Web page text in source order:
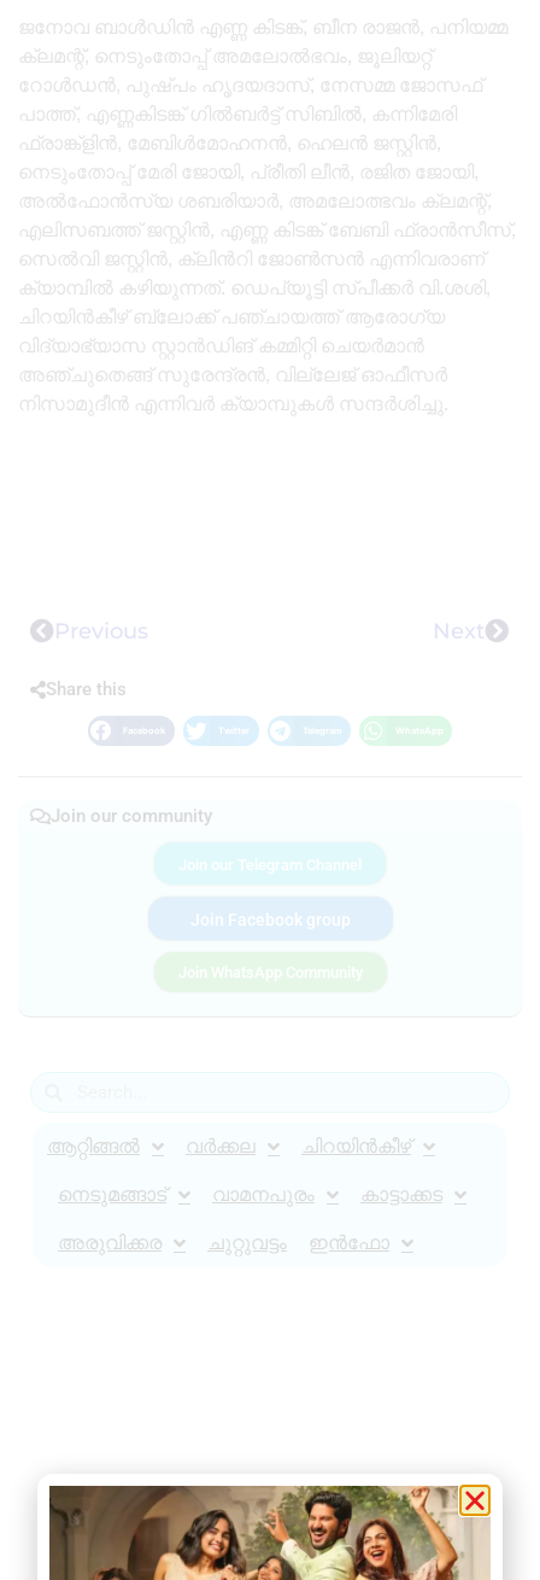
ജനോവ ബാൾഡിൻ എണ്ണ കിടങ്ക്, ബീന രാജൻ, പനിയമ്മ
ക്ലമന്റ്, നെടുംതോപ്പ് അമലോൽഭവം, ജൂലിയറ്റ്
റോൾഡൻ, പുഷ്പം ഹൃദയദാസ്, നേസമ്മ ജോസഫ്
പാത്ത്, എണ്ണകിടങ്ക് ഗിൽബർട്ട് സിബിൽ, കന്നിമേരി
ഫ്രാങ്ക്ളിൻ, മേബിൾമോഹനൻ, ഹെലൻ ജസ്റ്റിൻ,
നെടുംതോപ്പ് മേരി ജോയി, പ്രീതി ലീൻ, രജിത ജോയി,
അൽഫോൻസ്യ ശബരിയാർ, അമലോത്ഭവം ക്ലമന്റ്,
എലിസബത്ത് ജസ്റ്റിൻ, എണ്ണ കിടങ്ക് ബേബി ഫ്രാൻസീസ്,
സെൽവി ജസ്റ്റിൻ, ക്ലിൻറി ജോൺസൻ എന്നിവരാണ്
ക്യാമ്പിൽ കഴിയുന്നത്. ഡെപ്യൂട്ടി സ്പീക്കർ വി.ശശി,
ചിറയിൻകീഴ് ബ്ലോക്ക് പഞ്ചായത്ത് ആരോഗ്യ
വിദ്യാഭ്യാസ സ്റ്റാൻഡിങ്‌ കമ്മിറ്റി ചെയർമാൻ
അഞ്ചുതെങ്ങ് സുരേന്ദ്രൻ, വില്ലേജ് ഓഫീസർ
നിസാമുദീൻ എന്നിവർ ക്യാമ്പുകൾ സന്ദർശിച്ചു.
Previous Next
Share this
Facebook Twitter Telegram WhatsApp
Join our community
Join our Telegram Channel
Join Facebook group
Join WhatsApp Community
ആറ്റിങ്ങൽ വർക്കല ചിറയിൻകീഴ്
നെടുമങ്ങാട് വാമനപുരം കാട്ടാക്കട
അരുവിക്കര ചുറ്റുവട്ടം ഇൻഫോ